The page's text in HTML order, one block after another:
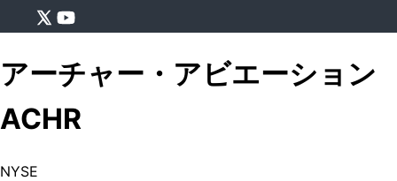
アーチャー・アビエーション
ACHR
NYSE